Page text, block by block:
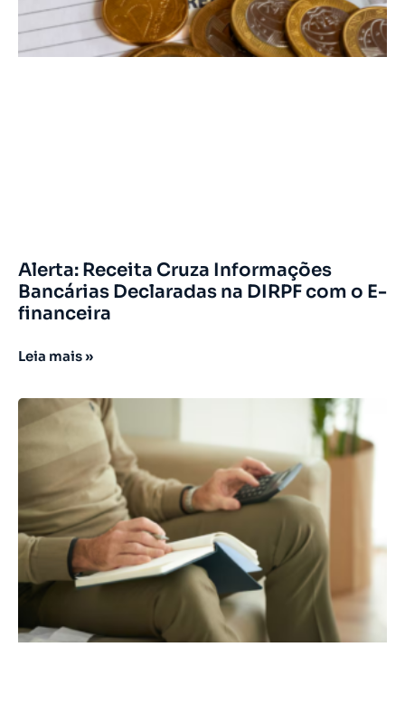
Alerta: Receita Cruza Informações
Bancárias Declaradas na DIRPF com o E-
financeira
Leia mais »